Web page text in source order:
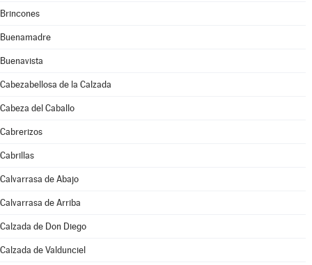
Brincones
Buenamadre
Buenavista
Cabezabellosa de la Calzada
Cabeza del Caballo
Cabrerizos
Cabrillas
Calvarrasa de Abajo
Calvarrasa de Arriba
Calzada de Don Diego
Calzada de Valdunciel